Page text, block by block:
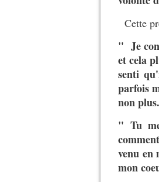
Cette
" Je
et cela
senti
parfois
non plus.
" Tu
venu en
mon